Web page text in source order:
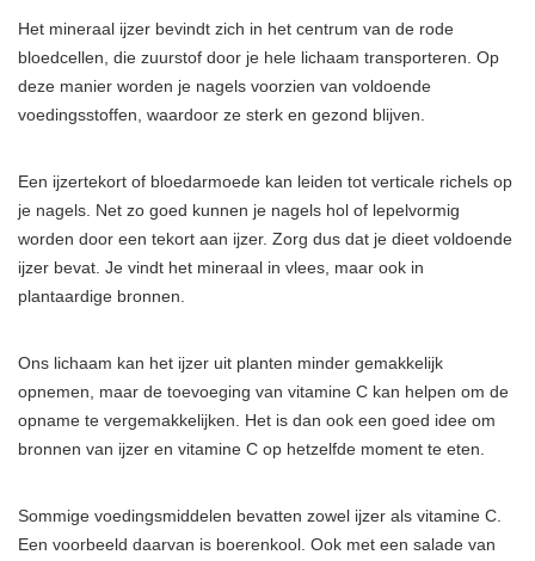
Het mineraal ijzer bevindt zich in het centrum van de rode
bloedcellen, die zuurstof door je hele lichaam transporteren. Op
deze manier worden je nagels voorzien van voldoende
voedingsstoffen, waardoor ze sterk en gezond blijven.
Een ijzertekort of bloedarmoede kan leiden tot verticale richels op
je nagels. Net zo goed kunnen je nagels hol of lepelvormig
worden door een tekort aan ijzer. Zorg dus dat je dieet voldoende
ijzer bevat. Je vindt het mineraal in vlees, maar ook in
plantaardige bronnen.
Ons lichaam kan het ijzer uit planten minder gemakkelijk
opnemen, maar de toevoeging van vitamine C kan helpen om de
opname te vergemakkelijken. Het is dan ook een goed idee om
bronnen van ijzer en vitamine C op hetzelfde moment te eten.
Sommige voedingsmiddelen bevatten zowel ijzer als vitamine C.
Een voorbeeld daarvan is boerenkool. Ook met een salade van